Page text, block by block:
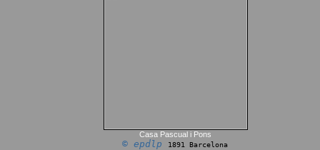
Casa Pascual i Pons
© epdlp 1891 Barcelona